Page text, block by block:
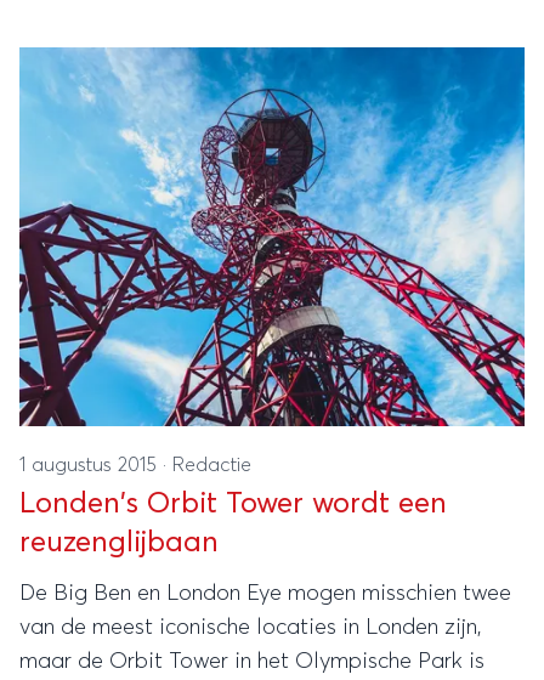
1 augustus 2015 · Redactie
Londen's Orbit Tower wordt een
reuzenglijbaan
De Big Ben en London Eye mogen misschien twee
van de meest iconische locaties in Londen zijn,
maar de Orbit Tower in het Olympische Park is